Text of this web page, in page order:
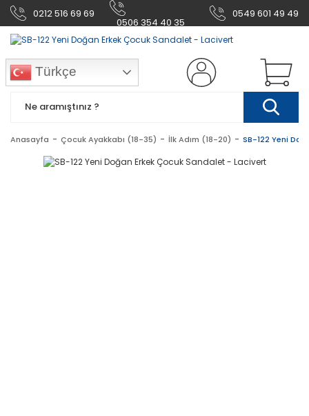
0212 516 69 69
0506 354 40 35
0549 601 49 49
Türkçe
Anasayfa Çocuk Ayakkabı (18-35) İlk Adım (18-20) SB-122 Yeni